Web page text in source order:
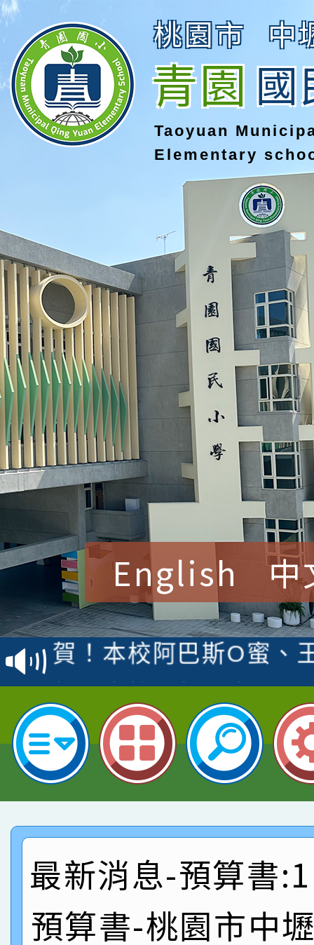
桃園市 中
青園國
Taoyuan
Elementary
English 中
賀！本校參加桃園市中
賽 洪綺君教師榮獲社
名
賀！本校阿巴斯O蜜、
倩參加桃園市科展 國
名 指導老師王老師、
賀！本校四年二班張O
園市英語競賽國小朗讀
指導老師林老師
賀！本校參加桃園市中
賽 劉文瑛教師榮獲教
臺灣台語-第二名
賀！本校參與2026世
市賽榮獲科學小創客佳
創客第三名。
賀！本校參加桃園市中
賽 洪綺君教師榮獲社
名
賀！本校阿巴斯O蜜、
倩參加桃園市科展 國
名 指導老師王老師、
賀！本校四年二班張O
園市英語競賽國小朗讀
賀！本校參加桃園市中
最新消息-預算書
預算書-桃園市中